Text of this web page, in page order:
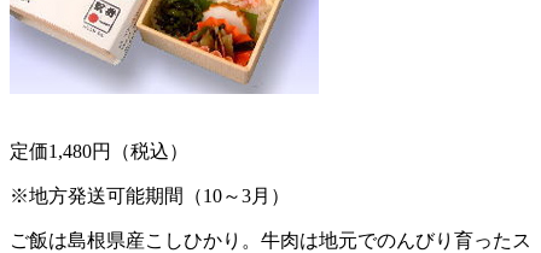
定価1,480円（税込）
※地方発送可能期間（10～3月）
ご飯は島根県産こしひかり。牛肉は地元でのんびり育ったス